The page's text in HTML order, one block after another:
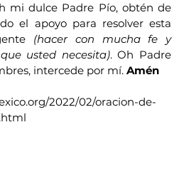
mi dulce Padre Pío, obtén de
el apoyo para resolver esta
(hacer con mucha fe y
usted necesita). Oh Padre
intercede por mí. Amén
2022/02/oracion-de-